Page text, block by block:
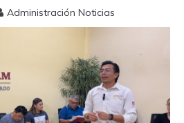
Administración Noticias